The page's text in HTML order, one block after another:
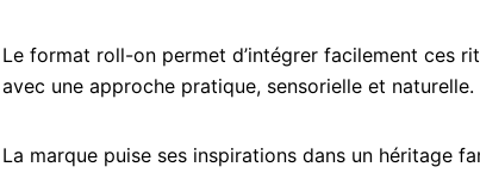
Le format roll-on permet d’intégrer facilement ces
avec une approche pratique, sensorielle et naturelle.
La marque puise ses inspirations dans un héritage